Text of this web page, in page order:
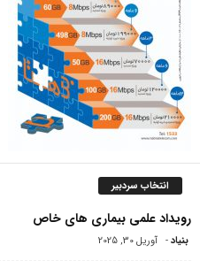
انتخاب سردبیر
رویداد علمی بیماری های خاص
بنیاد- آوریل 30, 2025